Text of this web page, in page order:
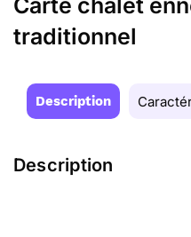
Carte chalet
traditionnel
Description
Description